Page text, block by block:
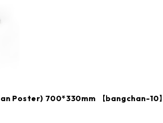
Poster) 700*330mm 【bangchan-10】